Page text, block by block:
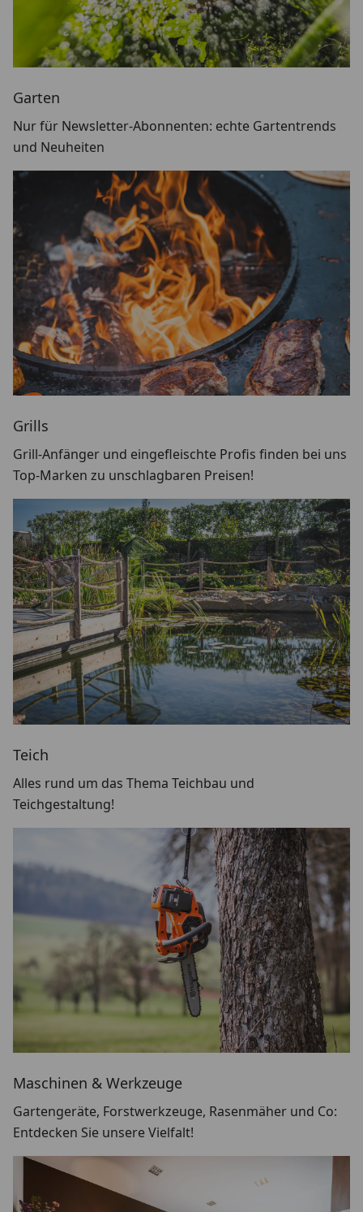
Garten
Nur für Newsletter-Abonnenten: echte Gartentrends
und Neuheiten
Grills
Grill-Anfänger und eingefleischte Profis finden bei uns
Top-Marken zu unschlagbaren Preisen!
Teich
Alles rund um das Thema Teichbau und
Teichgestaltung!
Maschinen & Werkzeuge
Gartengeräte, Forstwerkzeuge, Rasenmäher und Co:
Entdecken Sie unsere Vielfalt!